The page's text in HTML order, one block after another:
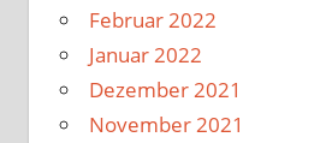
Februar 2022
Januar 2022
Dezember 2021
November 2021